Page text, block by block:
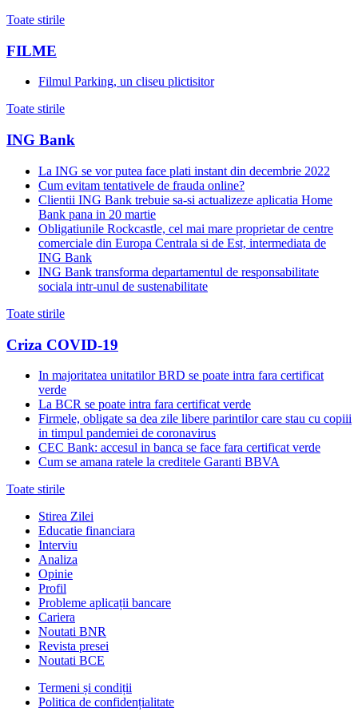
Toate stirile
FILME
Filmul Parking, un cliseu plictisitor
Toate stirile
ING Bank
La ING se vor putea face plati instant din decembrie 2022
Cum evitam tentativele de frauda online?
Clientii ING Bank trebuie sa-si actualizeze aplicatia Home
Bank pana in 20 martie
Obligatiunile Rockcastle, cel mai mare proprietar de centre
comerciale din Europa Centrala si de Est, intermediata de
ING Bank
ING Bank transforma departamentul de responsabilitate
sociala intr-unul de sustenabilitate
Toate stirile
Criza COVID-19
In majoritatea unitatilor BRD se poate intra fara certificat
verde
La BCR se poate intra fara certificat verde
Firmele, obligate sa dea zile libere parintilor care stau cu copiii
in timpul pandemiei de coronavirus
CEC Bank: accesul in banca se face fara certificat verde
Cum se amana ratele la creditele Garanti BBVA
Toate stirile
Stirea Zilei
Educatie financiara
Interviu
Analiza
Opinie
Profil
Probleme aplicații bancare
Cariera
Noutati BNR
Revista presei
Noutati BCE
Termeni și condiții
Politica de confidențialitate